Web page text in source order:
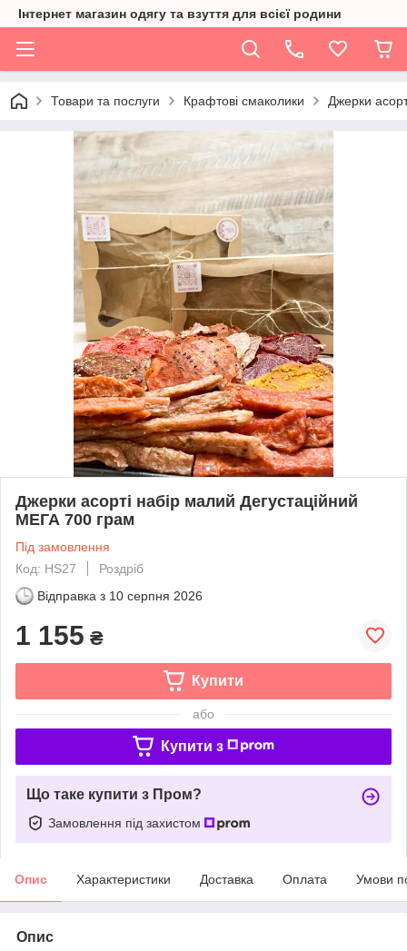
Інтернет магазин одягу та взуття для всієї родини
Товари та послуги Крафтові смаколики Джерки
Джерки асорті набір малий Дегустаційний
МЕГА 700 грам
Під замовлення
Код: HS27
Роздріб
Відправка з 10 серпня 2026
1 155 ₴
Купити
або
Купити з
Що таке купити з Пром?
Замовлення під захистом
Опис Характеристики Доставка Оплата Умови
Опис